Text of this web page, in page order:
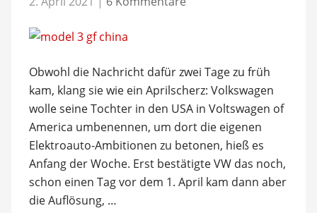
Obwohl die Nachricht dafür zwei Tage zu früh
kam, klang sie wie ein Aprilscherz: Volkswagen
wolle seine Tochter in den USA in Voltswagen of
America umbenennen, um dort die eigenen
Elektroauto-Ambitionen zu betonen, hieß es
Anfang der Woche. Erst bestätigte VW das noch,
schon einen Tag vor dem 1. April kam dann aber
die Auflösung, …